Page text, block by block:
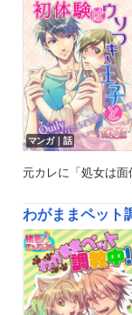
美女・
女性
マンガ｜話
元カレに「処女は
わがままペット